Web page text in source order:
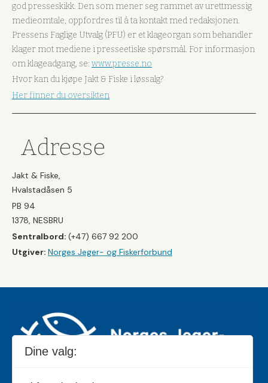
god presseskikk. Den som mener seg rammet av urettmessig
medieomtale, oppfordres til å ta kontakt med redaksjonen.
Pressens Faglige Utvalg (PFU) er et klageorgan som behandler
klager mot mediene i presseetiske spørsmål. For informasjon
om klageadgang, se: www.presse.no
Hvor kan du kjøpe Jakt & Fiske i løssalg?
Her finner du oversikten
Adresse
Jakt & Fiske,
Hvalstadåsen 5
PB 94
1378, NESBRU
Sentralbord: (+47) 667 92 200
Utgiver: Norges Jeger- og Fiskerforbund
Dine valg: